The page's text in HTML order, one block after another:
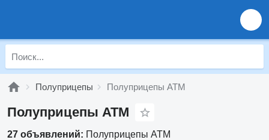
Полуприцепы Полуприцепы ATM
Полуприцепы ATM
27 объявлений: Полуприцепы ATM